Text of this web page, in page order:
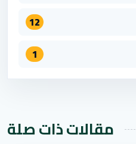
12
1
مقالات ذات صلة